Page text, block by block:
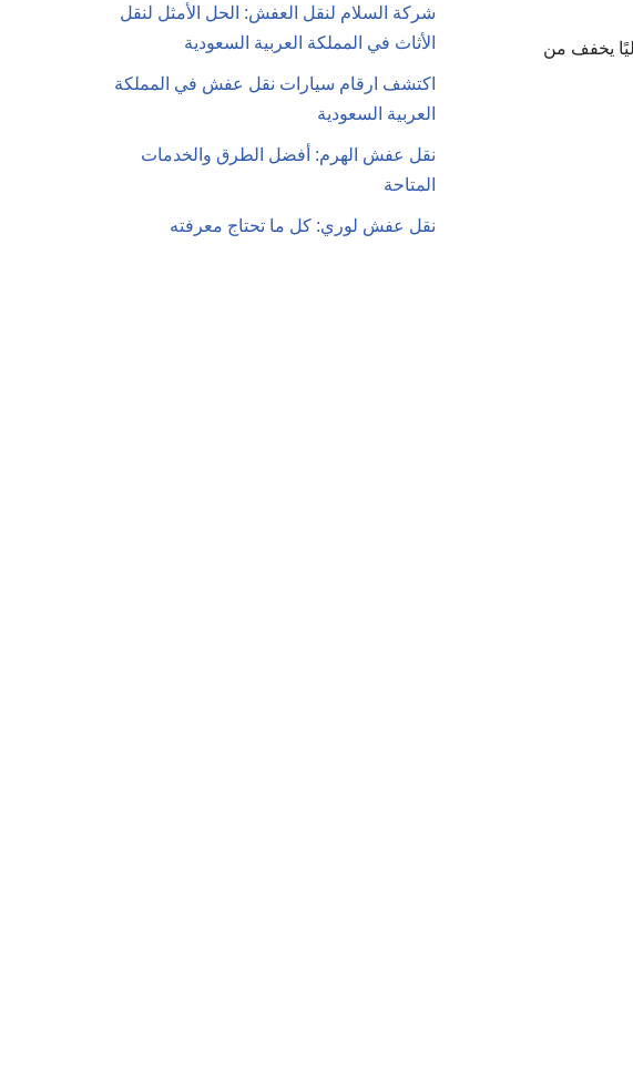
يخفف من
شركة السلام لنقل العفش: الحل الأمثل لنقل
الأثاث في المملكة العربية السعودية
اكتشف ارقام سيارات نقل عفش في المملكة
العربية السعودية
نقل عفش الهرم: أفضل الطرق والخدمات
المتاحة
نقل عفش لوري: كل ما تحتاج معرفته